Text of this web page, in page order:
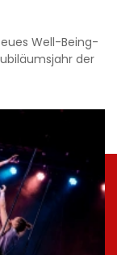
Well-Being-
der